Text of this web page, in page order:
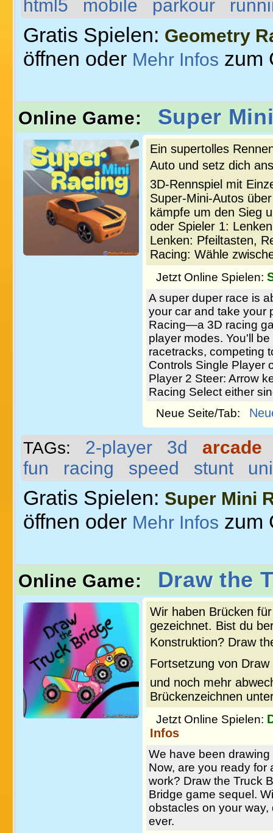
html5 mobile parkour
Gratis Spielen: Geometry
öffnen oder Mehr Infos zum
Online Game: Super
Ein supertolles
Auto und setz dich
3D-Rennspiel mit
Super-Mini-Autos
kämpfe um den Sieg
oder Spieler 1:
Lenken: Pfeiltasten,
Racing: Wähle
Jetzt Online Spielen:
A super duper race is
your car and take your
Racing—a 3D racing
player modes. You'll
racetracks, competing
Controls Single Player
Player 2 Steer: Arrow
Racing Select either
Neue Seite/Tab:
TAGs: 2-player 3d
arcade
fun
racing speed stunt
Gratis Spielen: Super Mini
öffnen oder Mehr Infos zum
Online Game: Draw the
Wir haben Brücken
gezeichnet. Bist du
Konstruktion? Draw
Fortsetzung von
und noch mehr
Brückenzeichnen
Jetzt Online Spielen:
Infos
We have been
Now, are you ready
work? Draw the Truck
Bridge game sequel.
obstacles on your
ever.